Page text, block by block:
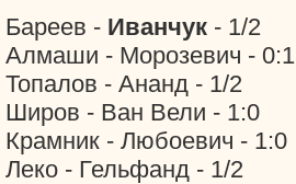
Бареев - Иванчук - 1/2
Алмаши - Морозевич - 0:1
Топалов - Ананд - 1/2
Широв - Ван Вели - 1:0
Крамник - Любоевич - 1:0
Леко - Гельфанд - 1/2